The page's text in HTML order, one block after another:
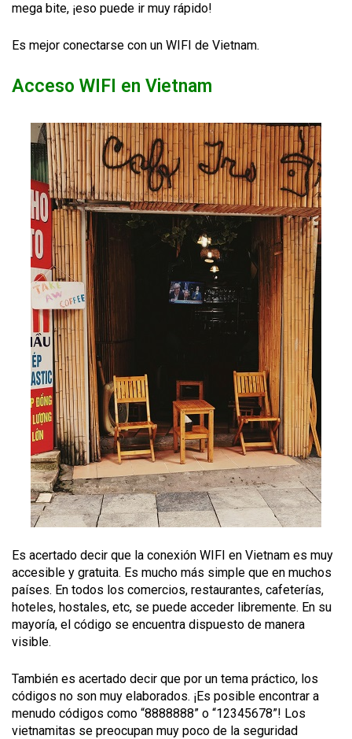
mega bite, ¡eso puede ir muy rápido!
Es mejor conectarse con un WIFI de Vietnam.
Acceso WIFI en Vietnam
Es acertado decir que la conexión WIFI en Vietnam es muy
accesible y gratuita. Es mucho más simple que en muchos
países. En todos los comercios, restaurantes, cafeterías,
hoteles, hostales, etc, se puede acceder libremente. En su
mayoría, el código se encuentra dispuesto de manera
visible.
También es acertado decir que por un tema práctico, los
códigos no son muy elaborados. ¡Es posible encontrar a
menudo códigos como “8888888” o “12345678”! Los
vietnamitas se preocupan muy poco de la seguridad